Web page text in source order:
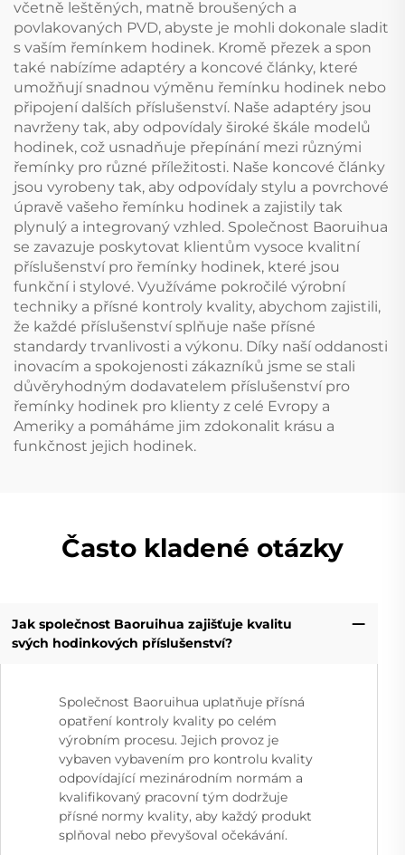
včetně leštěných, matně broušených a
povlakovaných PVD, abyste je mohli dokonale sladit
s vaším řemínkem hodinek. Kromě přezek a spon
také nabízíme adaptéry a koncové články, které
umožňují snadnou výměnu řemínku hodinek nebo
připojení dalších příslušenství. Naše adaptéry jsou
navrženy tak, aby odpovídaly široké škále modelů
hodinek, což usnadňuje přepínání mezi různými
řemínky pro různé příležitosti. Naše koncové články
jsou vyrobeny tak, aby odpovídaly stylu a povrchové
úpravě vašeho řemínku hodinek a zajistily tak
plynulý a integrovaný vzhled. Společnost Baoruihua
se zavazuje poskytovat klientům vysoce kvalitní
příslušenství pro řemínky hodinek, které jsou
funkční i stylové. Využíváme pokročilé výrobní
techniky a přísné kontroly kvality, abychom zajistili,
že každé příslušenství splňuje naše přísné
standardy trvanlivosti a výkonu. Díky naší oddanosti
inovacím a spokojenosti zákazníků jsme se stali
důvěryhodným dodavatelem příslušenství pro
řemínky hodinek pro klienty z celé Evropy a
Ameriky a pomáháme jim zdokonalit krásu a
funkčnost jejich hodinek.
Často kladené otázky
Jak společnost Baoruihua zajišťuje kvalitu
svých hodinkových příslušenství?
Společnost Baoruihua uplatňuje přísná
opatření kontroly kvality po celém
výrobním procesu. Jejich provoz je
vybaven vybavením pro kontrolu kvality
odpovídající mezinárodním normám a
kvalifikovaný pracovní tým dodržuje
přísné normy kvality, aby každý produkt
splňoval nebo převyšoval očekávání.